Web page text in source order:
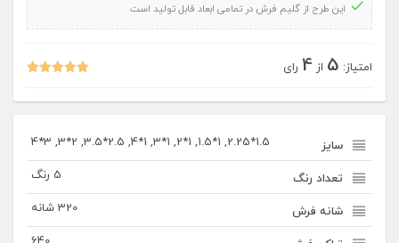
۲۴۱
این طرح از گلیم فرش در تمامی ابعاد قابل تولید است
امتیاز: 5 از 4 رای
سایز 1.5*2.25, 1*1.5, 1*2, 1*3, 1*4, 2.5*3.5, 2*3, 3*4
تعداد رنگ 5 رنگ
شانه فرش 320 شانه